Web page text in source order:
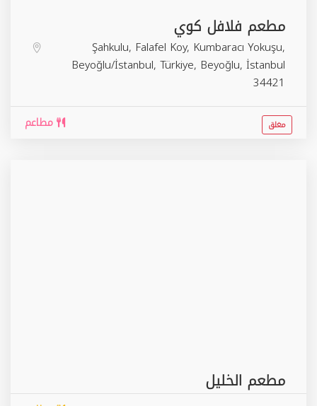
مطعم فلافل كوي
Şahkulu, Falafel Koy, Kumbaracı Yokuşu,
Beyoğlu/İstanbul, Türkiye, Beyoğlu, İstanbul
34421
مطاعم مغلق
مطعم الخليل